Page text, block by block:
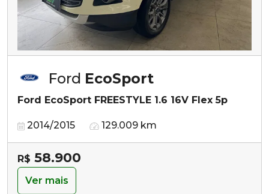
Ford EcoSport
Ford EcoSport FREESTYLE 1.6 16V Flex 5p
2014/2015 129.009 km
R$ 58.900
Ver mais